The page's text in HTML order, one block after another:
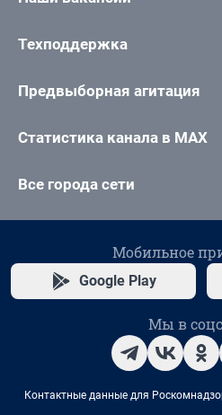
Техподдержка
Предвыборная агитация
Статистика канала в MAX
Все города сети
Мобильное
Google Play
Мы в
Контактные данные для